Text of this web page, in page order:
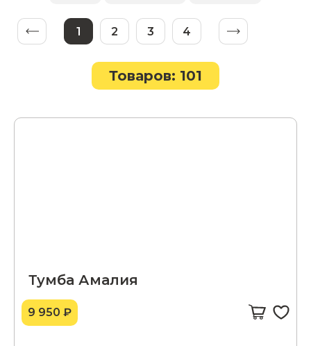
1 2 3 4
Товаров: 101
Тумба Амалия
9 950 ₽